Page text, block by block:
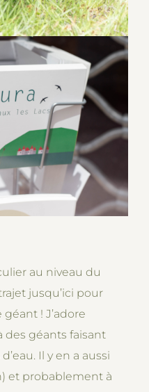
au niveau du
jusqu’ici pour
! J’adore
des géants faisant
Il y en a aussi
et probablement à